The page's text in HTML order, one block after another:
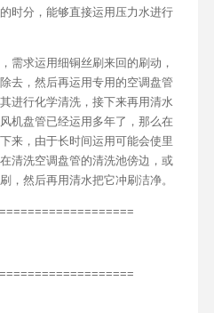
时分，能够直接运用压力水进行
需求运用细铜丝刷来回的刷动，
去，然后再运用专用的空调盘管
进行化学清洗，接下来再用清水
机盘管已经运用多年了，那么在
来，由于长时间运用可能会使里
清洗空调盘管的清洗池傍边，或
，然后再用清水把它冲刷洁净。